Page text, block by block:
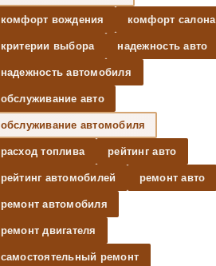
комфорт вождения комфорт салона
критерии выбора надежность авто
надежность автомобиля
обслуживание авто
обслуживание автомобиля
расход топлива рейтинг авто
рейтинг автомобилей ремонт авто
ремонт автомобиля
ремонт двигателя
самостоятельный ремонт